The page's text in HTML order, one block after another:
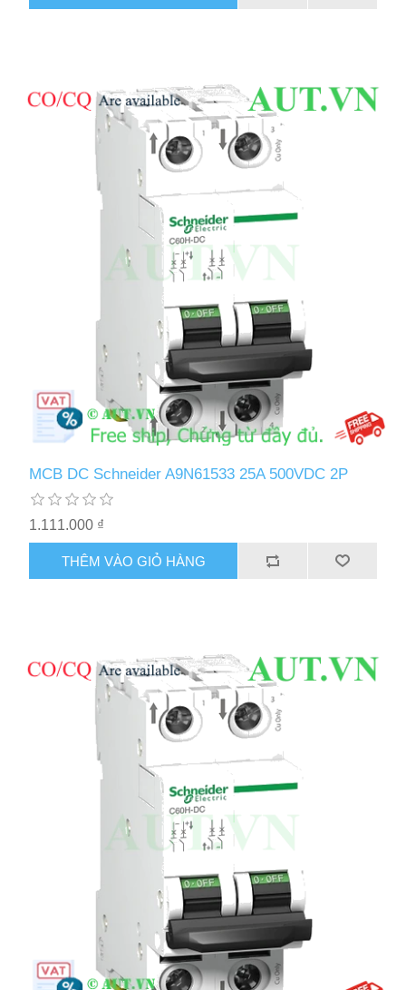
MCB DC Schneider A9N61533 25A 500VDC 2P
1.111.000 ₫
THÊM VÀO GIỎ HÀNG